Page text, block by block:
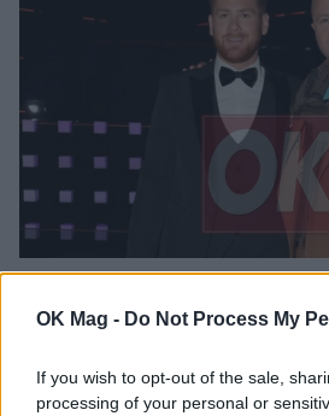
OK Mag - Do Not Process My
If you wish to opt-out of the sale,
processing of your personal or
J2US: Οικογενειακή
τον Γιώργο Βελισσάρη